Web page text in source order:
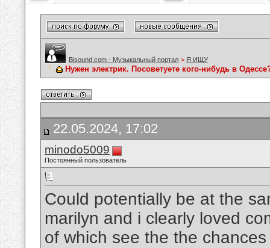
Bisound.com - Музыкальный портал > Я ИЩУ
Нужен электрик. Посоветуете кого-нибудь в
22.05.2024, 17:02
minodo5009
Постоянный пользователь
Could potentially be at the
marilyn and i clearly loved
of which see the the